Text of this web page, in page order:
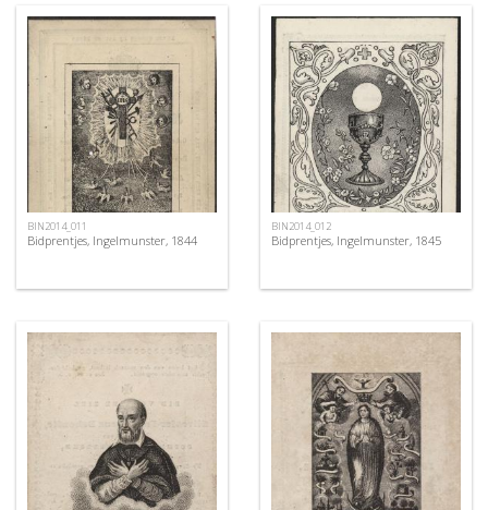
BIN2014_011
Bidprentjes, Ingelmunster, 1844
BIN2014_012
Bidprentjes, Ingelmunster, 1845